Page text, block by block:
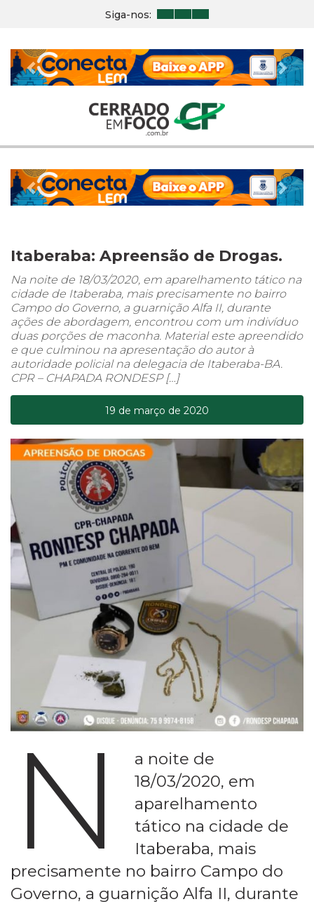
Siga-nos:
Previous Next
Previous Next
Itaberaba: Apreensão de Drogas.
Na noite de 18/03/2020, em aparelhamento tático na
cidade de Itaberaba, mais precisamente no bairro
Campo do Governo, a guarnição Alfa II, durante
ações de abordagem, encontrou com um indivíduo
duas porções de maconha. Material este apreendido
e que culminou na apresentação do autor à
autoridade policial na delegacia de Itaberaba-BA.
CPR – CHAPADA RONDESP […]
19 de março de 2020
N
a noite de
18/03/2020, em
aparelhamento
tático na cidade de
Itaberaba, mais
precisamente no bairro Campo do
Governo, a guarnição Alfa II, durante